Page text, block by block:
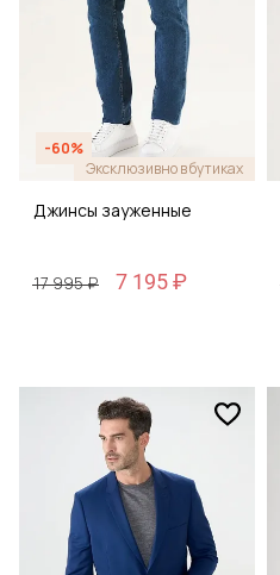
-60%
Эксклюзивно в бутиках
Джинсы зауженные
17 995 ₽ 7 195 ₽